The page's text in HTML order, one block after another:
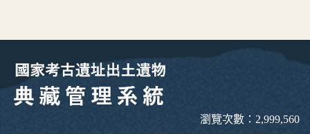
瀏覽次數：2,999,560